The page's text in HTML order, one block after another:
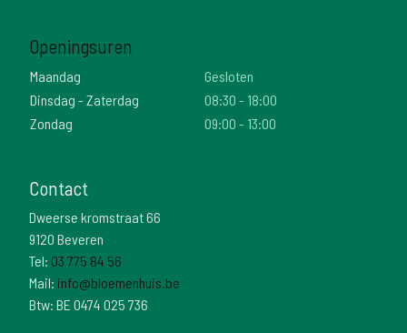
Openingsuren
Maandag
Gesloten
Dinsdag - Zaterdag
08:30 - 18:00
Zondag
09:00 - 13:00
Contact
Dweerse kromstraat 66
9120 Beveren
Tel: 03 775 84 56
Mail: info@bloemenhuis.be
Btw: BE 0474 025 736